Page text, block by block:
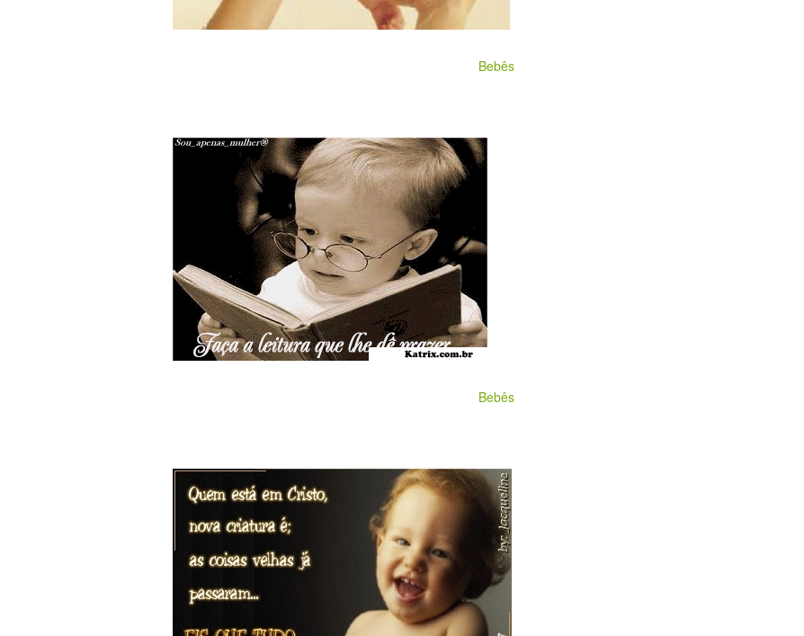
Bebês
Bebês